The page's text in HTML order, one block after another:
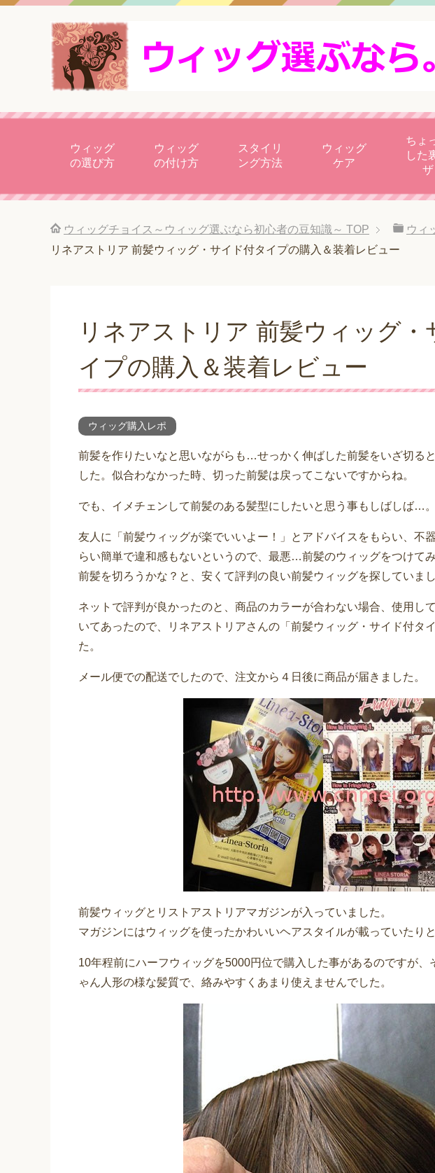
ウィッグ
の選び方
ウィッグ
の付け方
スタイリ
ング方法
ウィッグ
ケア
ちょ
した
ザ
ウィッグチョイス～ウィッグ選ぶなら初心者の豆知識～ TOP
ウィ
リネアストリア 前髪ウィッグ・サイド付タイプの購入＆装着レビュー
リネアストリア 前髪ウィッグ・
イプの購入＆装着レビュー
ウィッグ購入レポ
前髪を作りたいなと思いながらも…せっかく伸ばした前髪をいざ切る
した。似合わなかった時、切った前髪は戻ってこないですからね。
でも、イメチェンして前髪のある髪型にしたいと思う事もしばしば…。
友人に「前髪ウィッグが楽でいいよー！」とアドバイスをもらい、不
らい簡単で違和感もないというので、最悪…前髪のウィッグをつけて
前髪を切ろうかな？と、安くて評判の良い前髪ウィッグを探していまし
ネットで評判が良かったのと、商品のカラーが合わない場合、使用し
いてあったので、リネアストリアさんの「前髪ウィッグ・サイド付タ
た。
メール便での配送でしたので、注文から４日後に商品が届きました。
前髪ウィッグとリストアストリアマガジンが入っていました。
マガジンにはウィッグを使ったかわいいヘアスタイルが載っていたり
10年程前にハーフウィッグを5000円位で購入した事があるのですが、
ゃん人形の様な髪質で、絡みやすくあまり使えませんでした。